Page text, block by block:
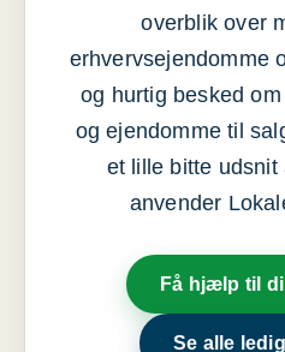
overblik over
erhvervsejendomme
og hurtig besked
og ejendomme til
et lille bitte udsnit
anvender
Få hjælp til
Se alle